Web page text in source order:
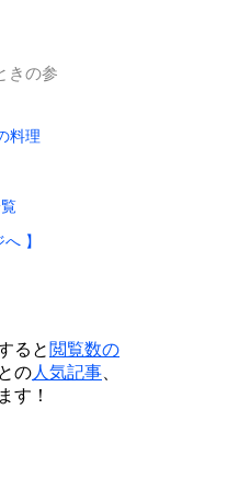
きの参
料理
】
ると 閲覧数の
の人気記事
す！